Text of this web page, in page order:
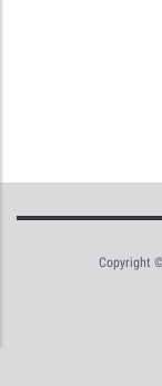
Copyright